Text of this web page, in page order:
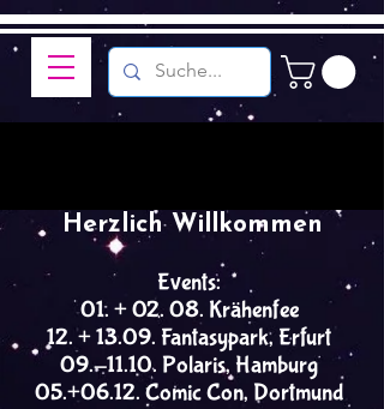
Events:
01. + 02. 08. Krähenfee
12. + 13.09. Fantasypark, Erfurt
09.-11.10. Polaris, Hamburg
05.+06.12. Comic Con, Dortmund
Herzlich Willkommen